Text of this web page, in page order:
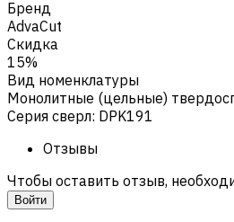
Бренд
AdvaCut
Скидка
15%
Вид номенклатуры
Монолитные (цельные)
Серия сверл: DPK191
Отзывы
Чтобы оставить отзыв,
Войти